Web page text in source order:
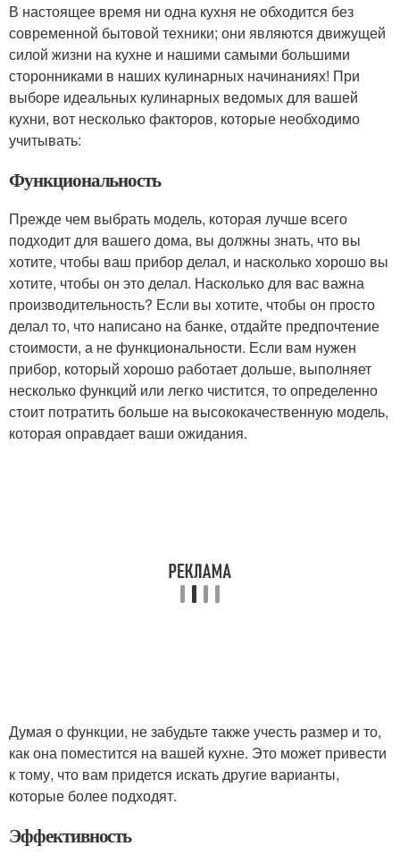
В настоящее время ни одна кухня не обходится без
современной бытовой техники; они являются движущей
силой жизни на кухне и нашими самыми большими
сторонниками в наших кулинарных начинаниях! При
выборе идеальных кулинарных ведомых для вашей
кухни, вот несколько факторов, которые необходимо
учитывать:
Функциональность
Прежде чем выбрать модель, которая лучше всего
подходит для вашего дома, вы должны знать, что вы
хотите, чтобы ваш прибор делал, и насколько хорошо вы
хотите, чтобы он это делал. Насколько для вас важна
производительность? Если вы хотите, чтобы он просто
делал то, что написано на банке, отдайте предпочтение
стоимости, а не функциональности. Если вам нужен
прибор, который хорошо работает дольше, выполняет
несколько функций или легко чистится, то определенно
стоит потратить больше на высококачественную модель,
которая оправдает ваши ожидания.
Думая о функции, не забудьте также учесть размер и то,
как она поместится на вашей кухне. Это может привести
к тому, что вам придется искать другие варианты,
которые более подходят.
Эффективность